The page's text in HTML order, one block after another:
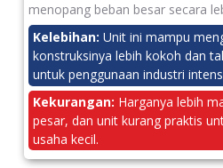
menopang beban besar secara
Kelebihan: Unit ini mampu
konstruksinya lebih kokoh dan
untuk penggunaan industri
Kekurangan: Harganya lebih
pesar, dan unit kurang praktis
usaha kecil.